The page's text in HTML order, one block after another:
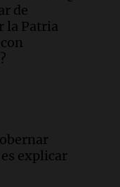
la polémica
de
la Patria
explicar